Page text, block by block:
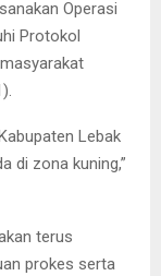
Operasi
Protokol
Lebak
di zona kuning,”
terus
prokes serta